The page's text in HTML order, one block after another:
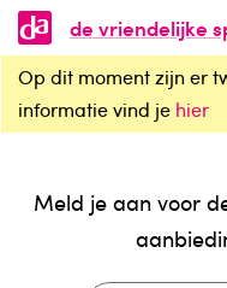
de vriendelijke
Op dit moment zijn er
informatie vind je hier
Meld je aan voor